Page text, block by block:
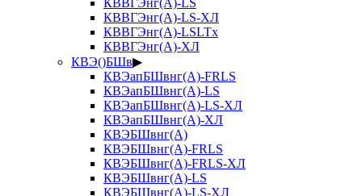
КВВГЭнг(А)-LS
КВВГЭнг(А)-LS-ХЛ
КВВГЭнг(А)-LSLTx
КВВГЭнг(А)-ХЛ
КВЭ()БШв▶
КВЭапБШвнг(А)-FRLS
КВЭапБШвнг(А)-LS
КВЭапБШвнг(А)-LS-ХЛ
КВЭапБШвнг(А)-ХЛ
КВЭБШвнг(А)
КВЭБШвнг(А)-FRLS
КВЭБШвнг(А)-FRLS-ХЛ
КВЭБШвнг(А)-LS
КВЭБШвнг(А)-LS-ХЛ